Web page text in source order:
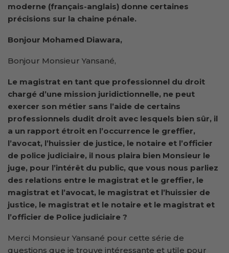
moderne (français-anglais) donne certaines
précisions sur la chaine pénale.
Bonjour Mohamed Diawara,
Bonjour Monsieur Yansané,
Le magistrat en tant que professionnel du droit
chargé d’une mission juridictionnelle, ne peut
exercer son métier sans l’aide de certains
professionnels dudit droit avec lesquels bien sûr, il
a un rapport étroit en l’occurrence le greffier,
l’avocat, l’huissier de justice, le notaire et l’officier
de police judiciaire, il nous plaira bien Monsieur le
juge, pour l’intérêt du public, que vous nous parliez
des relations entre le magistrat et le greffier, le
magistrat et l’avocat, le magistrat et l’huissier de
justice, le magistrat et le notaire et le magistrat et
l’officier de Police judiciaire ?
Merci Monsieur Yansané pour cette série de
questions que je trouve intéressante et utile pour